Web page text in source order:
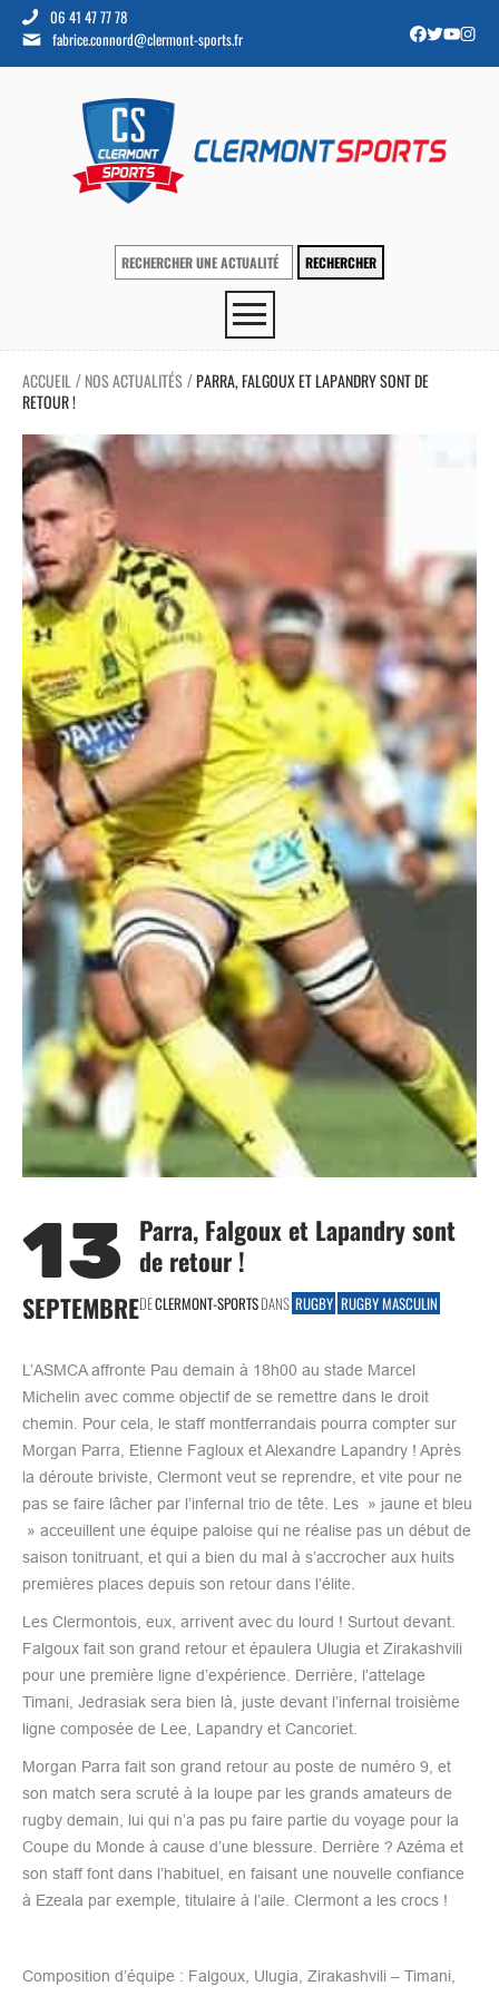
06 41 47 77 78
fabrice.connord@clermont-sports.fr
ACCUEIL / NOS ACTUALITÉS /PARRA, FALGOUX ET LAPANDRY SONT DE
RETOUR !
13
SEPTEMBRE
Parra, Falgoux et Lapandry sont
de retour !
DECLERMONT-SPORTSDANS RUGBY RUGBY MASCULIN
L’ASMCA affronte Pau demain à 18h00 au stade Marcel
Michelin avec comme objectif de se remettre dans le droit
chemin. Pour cela, le staff montferrandais pourra compter sur
Morgan Parra, Etienne Fagloux et Alexandre Lapandry ! Après
la déroute briviste, Clermont veut se reprendre, et vite pour ne
pas se faire lâcher par l’infernal trio de tête. Les » jaune et bleu
» acceuillent une équipe paloise qui ne réalise pas un début de
saison tonitruant, et qui a bien du mal à s’accrocher aux huits
premières places depuis son retour dans l’élite.
Les Clermontois, eux, arrivent avec du lourd ! Surtout devant.
Falgoux fait son grand retour et épaulera Ulugia et Zirakashvili
pour une première ligne d’expérience. Derrière, l’attelage
Timani, Jedrasiak sera bien là, juste devant l’infernal troisième
ligne composée de Lee, Lapandry et Cancoriet.
Morgan Parra fait son grand retour au poste de numéro 9, et
son match sera scruté à la loupe par les grands amateurs de
rugby demain, lui qui n’a pas pu faire partie du voyage pour la
Coupe du Monde à cause d’une blessure. Derrière ? Azéma et
son staff font dans l’habituel, en faisant une nouvelle confiance
à Ezeala par exemple, titulaire à l’aile. Clermont a les crocs !
Composition d’équipe : Falgoux, Ulugia, Zirakashvili – Timani,